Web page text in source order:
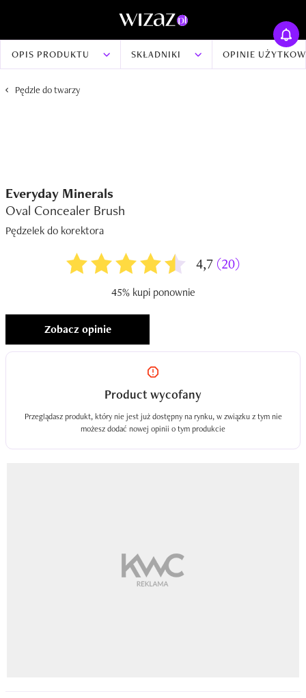
OPIS PRODUKTU SKŁADNIKI OPINIE
Pędzle do twarzy
Everyday Minerals
Oval Concealer Brush
Pędzelek do korektora
4,7 (20)
45% kupi ponownie
Zobacz opinie
Product wycofany
Przeglądasz produkt, który nie jest już dostępny na rynku, w związku z tym nie
możesz dodać nowej opinii o tym produkcie